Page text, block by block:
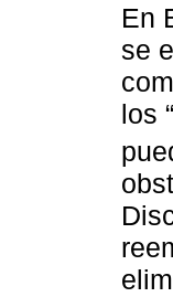
En
se
los